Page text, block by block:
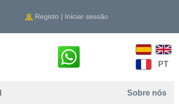
Registo | Iniciar sessão
PT
Sobre nós